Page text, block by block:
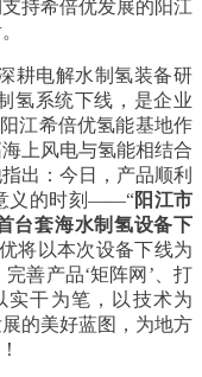
持希倍优发展的阳江
耕电解水制氢装备研
氢系统下线，是企业
江希倍优氢能基地作
上风电与氢能相结合
出：今日，产品顺利
义的时刻——“阳江市
台套海水制氢设备下
将以本次设备下线为
善产品‘矩阵网’、打
实干为笔，以技术为
的美好蓝图，为地方